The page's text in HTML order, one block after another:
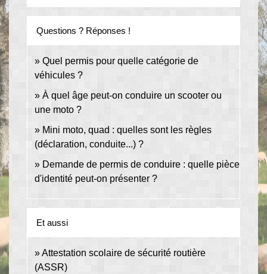
Questions ? Réponses !
Quel permis pour quelle catégorie de
véhicules ?
À quel âge peut-on conduire un scooter ou
une moto ?
Mini moto, quad : quelles sont les règles
(déclaration, conduite...) ?
Demande de permis de conduire : quelle pièce
d'identité peut-on présenter ?
Et aussi
Attestation scolaire de sécurité routière
(ASSR)